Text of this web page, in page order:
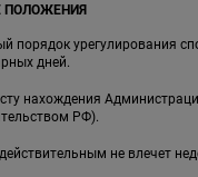
ПОЛОЖЕНИЯ
урегулирования
дней.
нахождения
РФ).
не влечет